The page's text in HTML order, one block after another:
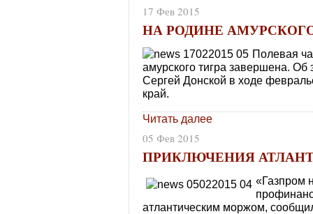
17 Фев 2015
НА РОДИНЕ
Полевая
амурского тигра завершена.
Сергей Донской в ходе
край.
Читать далее
05 Фев 2015
ПРИКЛЮЧЕНИЯ
«Газпром
атлантическим моржом,